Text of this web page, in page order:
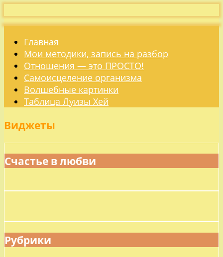
Главная
Мои методики, запись на разбор
Отношения — это ПРОСТО!
Самоисцеление организма
Волшебные картинки
Таблица Луизы Хей
Виджеты
Счастье в любви
Рубрики